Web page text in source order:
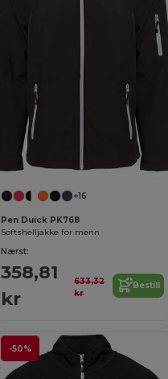
+16
Pen Duick PK768
Softshelljakke for menn
Nærst:
358,81
kr
633,32
kr
Bestill
-50%